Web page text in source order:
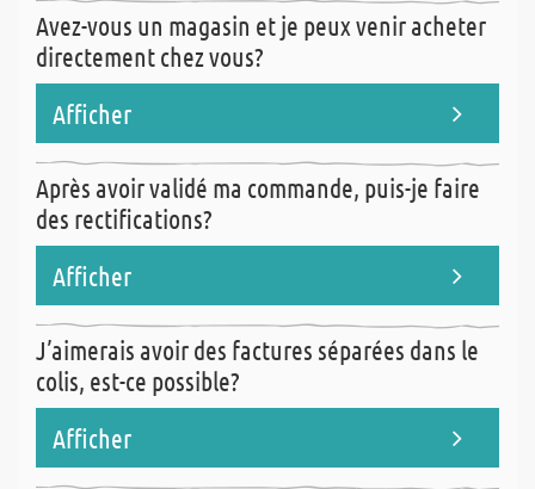
Le plus important est de nous indiquer votre n° de facture et votre
n° de client afin que l’imputation sur votre compte se fasse
automatiquement.
Avez-vous un magasin et je peux venir acheter
directement chez vous?
Afficher
Malheureusement, cela n’est pas possible, nous ne faisons que de
la vente par correspondance.
Après avoir validé ma commande, puis-je faire
des rectifications?
Afficher
Cela dépend si votre commande est en cours de traitement ou pas.
Nous vous conseillons dans ce cas de nous téléphoner pour voir
ensemble!
J’aimerais avoir des factures séparées dans le
colis, est-ce possible?
Afficher